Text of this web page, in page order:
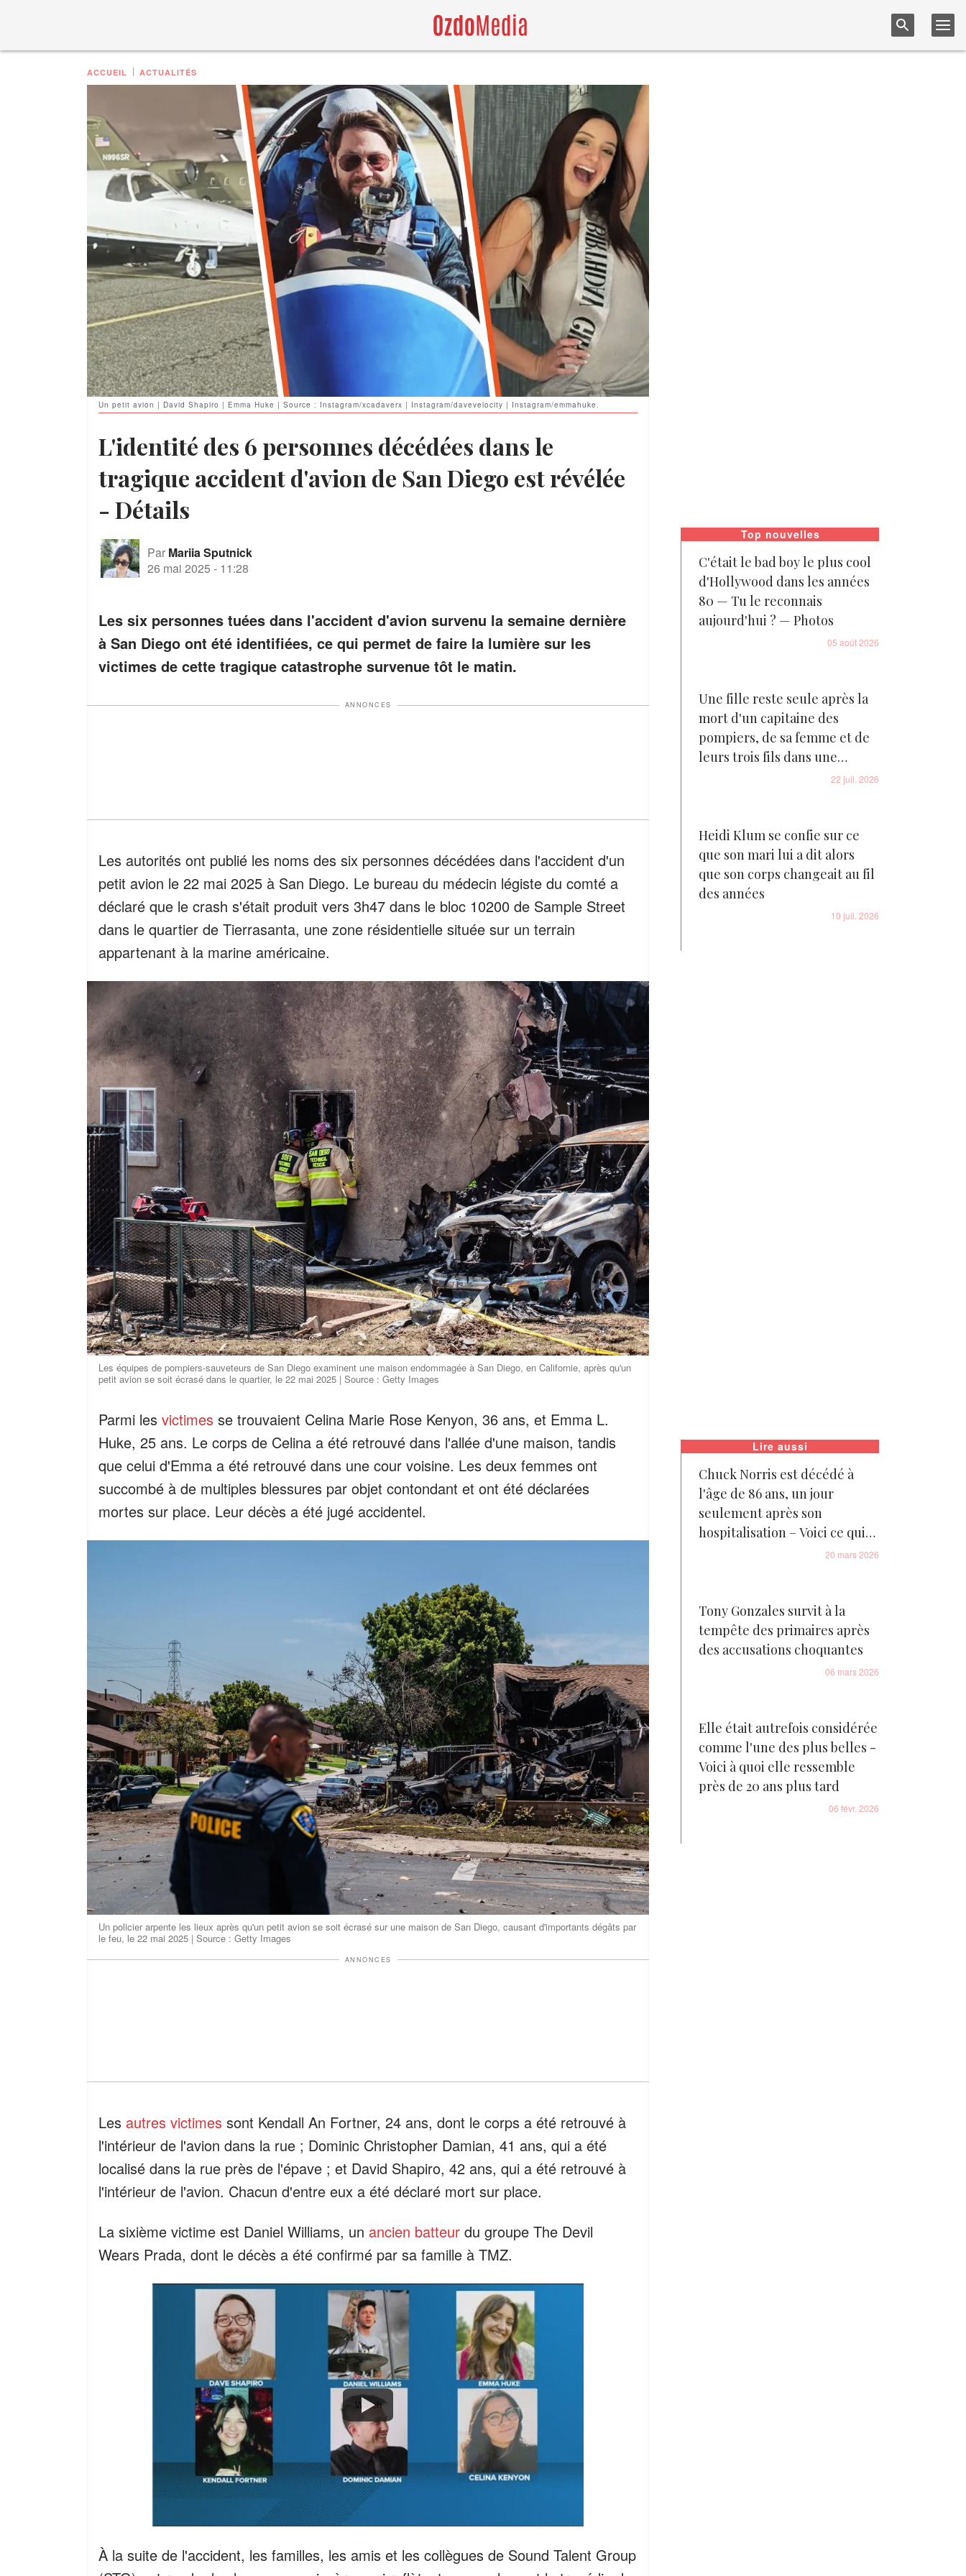
ACCUEIL ACTUALITÉS
Un petit avion | David Shapiro | Emma Huke | Source : Instagram/xcadaverx | Instagram/davevelocity | Instagram/emmahuke.
L'identité des 6 personnes décédées dans le
tragique accident d'avion de San Diego est révélée
- Détails
Par Mariia Sputnick
26 mai 2025 - 11:28
Les six personnes tuées dans l'accident d'avion survenu la semaine dernière
à San Diego ont été identifiées, ce qui permet de faire la lumière sur les
victimes de cette tragique catastrophe survenue tôt le matin.
ANNONCES
Les autorités ont publié les noms des six personnes décédées dans l'accident d'un
petit avion le 22 mai 2025 à San Diego. Le bureau du médecin légiste du comté a
déclaré que le crash s'était produit vers 3h47 dans le bloc 10200 de Sample Street
dans le quartier de Tierrasanta, une zone résidentielle située sur un terrain
appartenant à la marine américaine.
Les équipes de pompiers-sauveteurs de San Diego examinent une maison endommagée à San Diego, en Californie, après qu'un
petit avion se soit écrasé dans le quartier, le 22 mai 2025 | Source : Getty Images
Parmi les victimes se trouvaient Celina Marie Rose Kenyon, 36 ans, et Emma L.
Huke, 25 ans. Le corps de Celina a été retrouvé dans l'allée d'une maison, tandis
que celui d'Emma a été retrouvé dans une cour voisine. Les deux femmes ont
succombé à de multiples blessures par objet contondant et ont été déclarées
mortes sur place. Leur décès a été jugé accidentel.
Un policier arpente les lieux après qu'un petit avion se soit écrasé sur une maison de San Diego, causant d'importants dégâts par
le feu, le 22 mai 2025 | Source : Getty Images
ANNONCES
Les autres victimes sont Kendall An Fortner, 24 ans, dont le corps a été retrouvé à
l'intérieur de l'avion dans la rue ; Dominic Christopher Damian, 41 ans, qui a été
localisé dans la rue près de l'épave ; et David Shapiro, 42 ans, qui a été retrouvé à
l'intérieur de l'avion. Chacun d'entre eux a été déclaré mort sur place.
La sixième victime est Daniel Williams, un ancien batteur du groupe The Devil
Wears Prada, dont le décès a été confirmé par sa famille à TMZ.
Watch
À la suite de l'accident, les familles, les amis et les collègues de Sound Talent Group
Top nouvelles
C'était le bad boy le plus cool
d'Hollywood dans les années
80 — Tu le reconnais
aujourd'hui ? — Photos
05 août 2026
Une fille reste seule après la
mort d'un capitaine des
pompiers, de sa femme et de
leurs trois fils dans une
tragédie familiale déchirante
22 juil. 2026
Heidi Klum se confie sur ce
que son mari lui a dit alors
que son corps changeait au fil
des années
10 juil. 2026
Lire aussi
Chuck Norris est décédé à
l'âge de 86 ans, un jour
seulement après son
hospitalisation – Voici ce qui
20 mars 2026
Tony Gonzales survit à la
tempête des primaires après
des accusations choquantes
06 mars 2026
Elle était autrefois considérée
comme l'une des plus belles -
Voici à quoi elle ressemble
près de 20 ans plus tard
06 févr. 2026